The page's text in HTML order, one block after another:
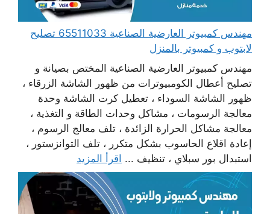
مهندس كمبيوتر العارضية الصناعية 65511033 تصليح
لابتوب و كمبيوتر بالمنزل
مهندس كمبيوتر العارضية الصناعية المختص بصيانة و
تصليح أعطال الكومبيوترات من ظهور الشاشة الزرقاء ،
ظهور الشاشة السوداء ، تعطيل كرت الشاشة وحدة
معالجة الرسومات ، مشاكل وحدات الطاقة و التغذية ،
معالجة مشاكل الحرارة الزائدة ، تلف معالج الرسوم ،
إعادة اقلاع الحاسوب بشكل متكرر ، تلف التوانزستور ،
استبدال بور سبلاي ، تنظيف ... اقرأ المزيد